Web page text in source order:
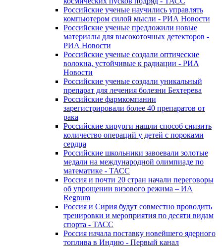
Российские ученые научились управлять
компьютером силой мысли - РИА Новости
Российские ученые предложили новые
материалы для высокоточных детекторов -
РИА Новости
Российские ученые создали оптические
волокна, устойчивые к радиации - РИА
Новости
Российские ученые создали уникальный
препарат для лечения болезни Бехтерева
Российские фармкомпании
зарегистрировали более 40 препаратов от
рака
Российские хирурги нашли способ снизить
количество операций у детей с пороками
сердца
Российские школьники завоевали золотые
медали на международной олимпиаде по
математике - ТАСС
Россия и почти 20 стран начали переговоры
об упрощении визового режима – ИА
Regnum
Россия и Сирия будут совместно проводить
тренировки и мероприятия по десяти видам
спорта - ТАСС
Россия начала поставку новейшего ядерного
топлива в Индию - Первый канал